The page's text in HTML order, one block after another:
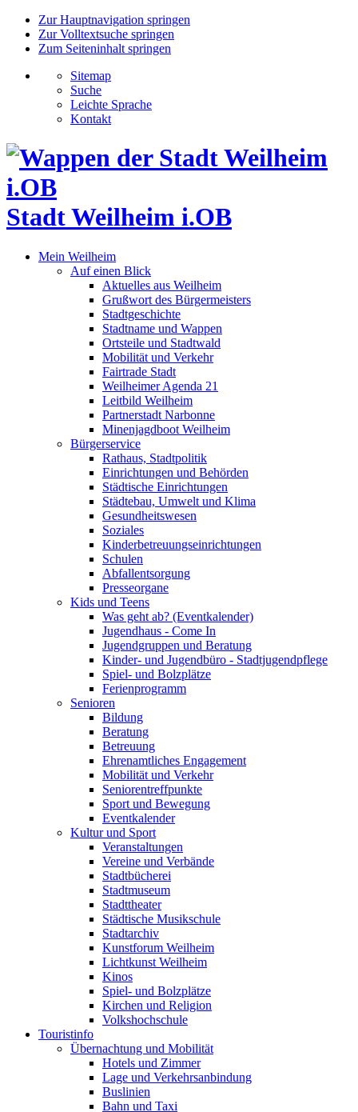
Zur Hauptnavigation springen
Zur Volltextsuche springen
Zum Seiteninhalt springen
Sitemap
Suche
Leichte Sprache
Kontakt
Stadt Weilheim i.OB
Mein Weilheim
Auf einen Blick
Aktuelles aus Weilheim
Grußwort des Bürgermeisters
Stadtgeschichte
Stadtname und Wappen
Ortsteile und Stadtwald
Mobilität und Verkehr
Fairtrade Stadt
Weilheimer Agenda 21
Leitbild Weilheim
Partnerstadt Narbonne
Minenjagdboot Weilheim
Bürgerservice
Rathaus, Stadtpolitik
Einrichtungen und Behörden
Städtische Einrichtungen
Städtebau, Umwelt und Klima
Gesundheitswesen
Soziales
Kinderbetreuungseinrichtungen
Schulen
Abfallentsorgung
Presseorgane
Kids und Teens
Was geht ab? (Eventkalender)
Jugendhaus - Come In
Jugendgruppen und Beratung
Kinder- und Jugendbüro - Stadtjugendpflege
Spiel- und Bolzplätze
Ferienprogramm
Senioren
Bildung
Beratung
Betreuung
Ehrenamtliches Engagement
Mobilität und Verkehr
Seniorentreffpunkte
Sport und Bewegung
Eventkalender
Kultur und Sport
Veranstaltungen
Vereine und Verbände
Stadtbücherei
Stadtmuseum
Stadttheater
Städtische Musikschule
Stadtarchiv
Kunstforum Weilheim
Lichtkunst Weilheim
Kinos
Spiel- und Bolzplätze
Kirchen und Religion
Volkshochschule
Touristinfo
Übernachtung und Mobilität
Hotels und Zimmer
Lage und Verkehrsanbindung
Buslinien
Bahn und Taxi